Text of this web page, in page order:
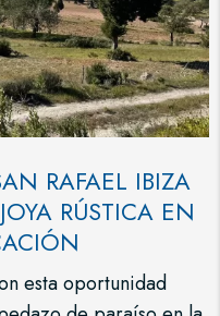
RAFAEL IBIZA
RÚSTICA EN
esta oportunidad